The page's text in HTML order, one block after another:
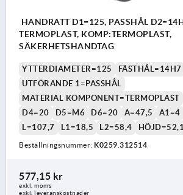
HANDRATT D1=125, PASSHÅL
TERMOPLAST, KOMP:TERMOPLAST,
SÄKERHETSHANDTAG
YTTERDIAMETER=125
FÄSTHÅL=14H7
UTFÖRANDE 1=PASSHÅL
MATERIAL KOMPONENT=TERMOPLAST
D4=20
D5=M6 D6=20 A=47,5 A1=4
L=107,7
L1=18,5 L2=58,4 HÖJD=52,1
Beställningsnummer: K0259.312514
577,15 kr
exkl. moms
exkl. leveranskostnader